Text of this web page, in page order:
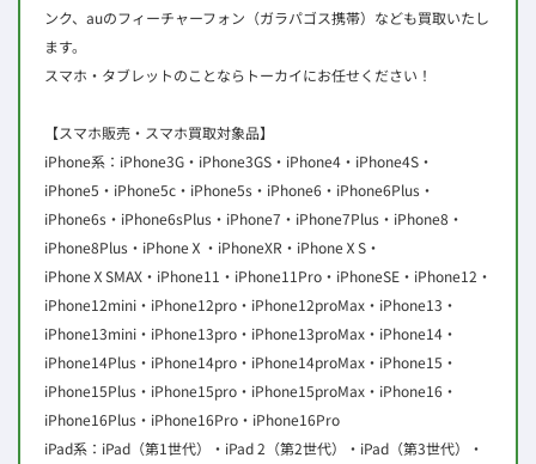
ンク、auのフィーチャーフォン（ガラパゴス携帯）なども買取いたし
ます。
スマホ・タブレットのことならトーカイにお任せください！
【スマホ販売・スマホ買取対象品】
iPhone系：iPhone3G・iPhone3GS・iPhone4・iPhone4S・
iPhone5・iPhone5c・iPhone5s・iPhone6・iPhone6Plus・
iPhone6s・iPhone6sPlus・iPhone7・iPhone7Plus・iPhone8・
iPhone8Plus・iPhoneⅩ・iPhoneXR・iPhoneⅩS・
iPhoneⅩSMAX・iPhone11・iPhone11Pro・iPhoneSE・iPhone12・
iPhone12mini・iPhone12pro・iPhone12proMax・iPhone13・
iPhone13mini・iPhone13pro・iPhone13proMax・iPhone14・
iPhone14Plus・iPhone14pro・iPhone14proMax・iPhone15・
iPhone15Plus・iPhone15pro・iPhone15proMax・iPhone16・
iPhone16Plus・iPhone16Pro・iPhone16Pro
iPad系：iPad（第1世代）・iPad 2（第2世代）・iPad（第3世代）・